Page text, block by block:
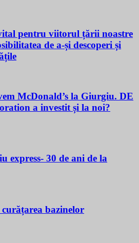
pentru viitorul țării noastre
de a-și descoperi și
McDonald’s la Giurgiu. DE
a investit și la noi?
express- 30 de ani de la
bazinelor